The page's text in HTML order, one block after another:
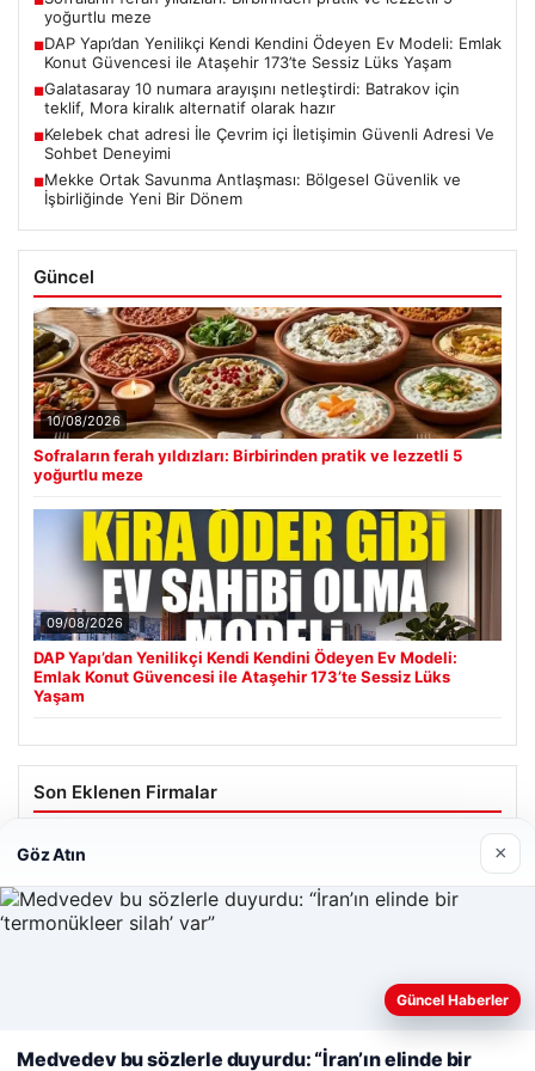
yoğurtlu meze
■DAP Yapı’dan Yenilikçi Kendi Kendini Ödeyen Ev Modeli: Emlak
Konut Güvencesi ile Ataşehir 173’te Sessiz Lüks Yaşam
■Galatasaray 10 numara arayışını netleştirdi: Batrakov için
teklif, Mora kiralık alternatif olarak hazır
■Kelebek chat adresi İle Çevrim içi İletişimin Güvenli Adresi Ve
Sohbet Deneyimi
■Mekke Ortak Savunma Antlaşması: Bölgesel Güvenlik ve
İşbirliğinde Yeni Bir Dönem
Güncel
10/08/2026
Sofraların ferah yıldızları: Birbirinden pratik ve lezzetli 5
yoğurtlu meze
09/08/2026
DAP Yapı’dan Yenilikçi Kendi Kendini Ödeyen Ev Modeli:
Emlak Konut Güvencesi ile Ataşehir 173’te Sessiz Lüks
Yaşam
Son Eklenen Firmalar
Cengiz Sigorta
© 2026 Renkli Yazı – Güncel Haberler
Web sitemizi nasıl kullandığınızı daha iyi anlayabilmek,
kullanıyoruz.Çerez Politikamız
Göz Atın ×
Güncel Haberler
Medvedev bu sözlerle duyurdu: “İran’ın elinde bir